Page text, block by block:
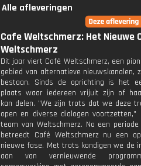
Alle afleveringen
Cafe Weltschmerz: Het Nieuwe
Weltschmerz
Dit jaar viert Café Weltschmerz, een
gebied van alternatieve nieuwskanalen,
bestaan. Sinds de oprichting is het
plaats waar iedereen vrijuit zijn of
kan delen. "We zijn trots dat we deze
open en diverse dialogen voortzetten,"
team van Weltschmerz. Na een
betreedt Café Weltschmerz nu een
nieuwe fase. Met trots kondigen we de
aan van vernieuwende